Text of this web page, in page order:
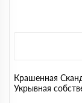
Крашенная
Укрывная